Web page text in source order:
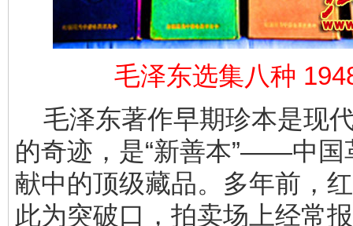
毛泽东选集八种
毛泽东著作早期珍本是现
的奇迹，是“新善本”——中国
献中的顶级藏品。多年前，
此为突破口，拍卖场上经常